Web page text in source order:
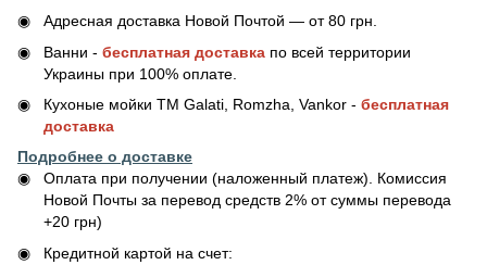
Адресная доставка Новой Почтой — от 80 грн.
Ванни - бесплатная доставка по всей территории
Украины при 100% оплате.
Кухоные мойки ТМ Galati, Romzha, Vankor - бесплатная
доставка
Подробнее о доставке
Оплата при получении (наложенный платеж). Комиссия
Новой Почты за перевод средств 2% от суммы перевода
+20 грн)
Кредитной картой на счет: